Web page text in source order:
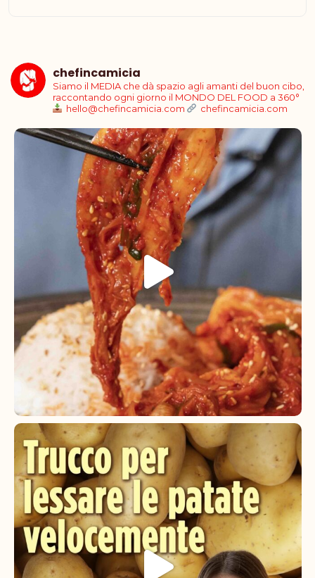
chefincamicia
Siamo il MEDIA che dà spazio agli amanti del buon cibo,
raccontando ogni giorno il MONDO DEL FOOD a 360°
hello@chefincamicia.com
chefincamicia.com